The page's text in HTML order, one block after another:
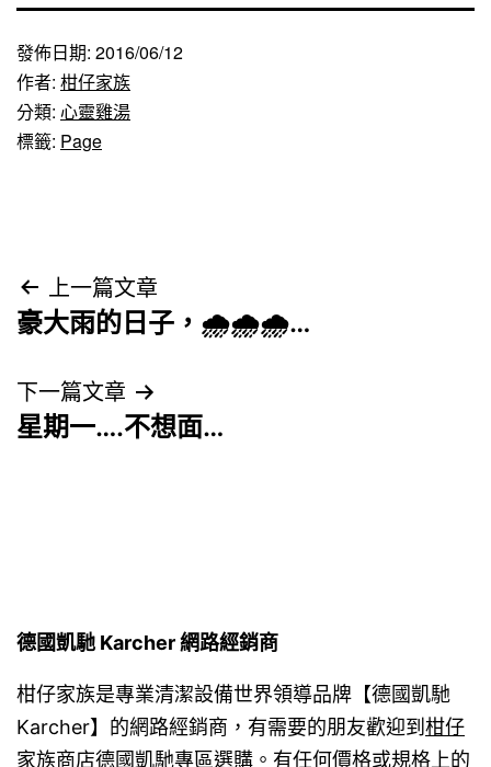
發佈日期: 2016/06/12
作者: 柑仔家族
分類: 心靈雞湯
標籤: Page
文
章
導
覽
上一篇文章
豪大雨的日子，🌧🌧🌧…
下一篇文章
星期一….不想面…
德國凱馳 Karcher 網路經銷商
柑仔家族是專業清潔設備世界領導品牌【德國凱馳
Karcher】的網路經銷商，有需要的朋友歡迎到 柑仔
家族商店德國凱馳專區選購。有任何價格或規格上的